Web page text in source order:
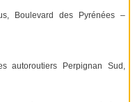
Boulevard des Pyrénées –
autoroutiers Perpignan Sud,